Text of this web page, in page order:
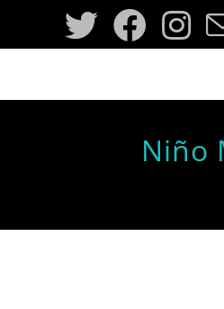
contenido
Niño